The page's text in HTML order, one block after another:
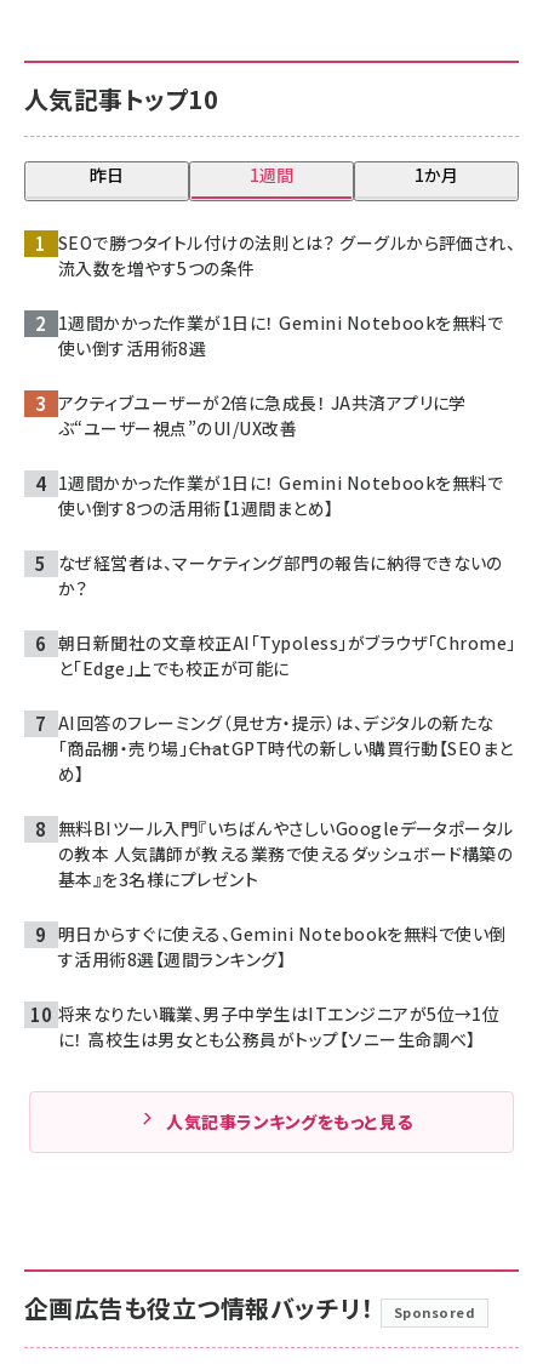
人気記事トップ10
昨日 1週間 1か月
SEOで勝つタイトル付けの法則とは？ グーグルから評価され、
流入数を増やす5つの条件
1週間かかった作業が1日に！ Gemini Notebookを無料で
使い倒す活用術8選
アクティブユーザーが2倍に急成長！ JA共済アプリに学
ぶ“ユーザー視点”のUI/UX改善
1週間かかった作業が1日に！ Gemini Notebookを無料で
使い倒す8つの活用術【1週間まとめ】
なぜ経営者は、マーケティング部門の報告に納得できないの
か？
朝日新聞社の文章校正AI「Typoless」がブラウザ「Chrome」
と「Edge」上でも校正が可能に
AI回答のフレーミング（見せ方・提示）は、デジタルの新たな
「商品棚・売り場」――ChatGPT時代の新しい購買行動【SEOまと
め】
無料BIツール入門『いちばんやさしいGoogleデータポータル
の教本 人気講師が教える業務で使えるダッシュボード構築の
基本』を3名様にプレゼント
明日からすぐに使える、Gemini Notebookを無料で使い倒
す活用術8選【週間ランキング】
将来なりたい職業、男子中学生はITエンジニアが5位→1位
に！ 高校生は男女とも公務員がトップ【ソニー生命調べ】
人気記事ランキングをもっと見る
企画広告も役立つ情報バッチリ！ Sponsored